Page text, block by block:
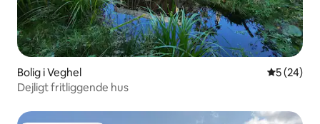
Bolig i Veghel 5 ud af 5 i
5 (24)
Dejligt fritliggende hus